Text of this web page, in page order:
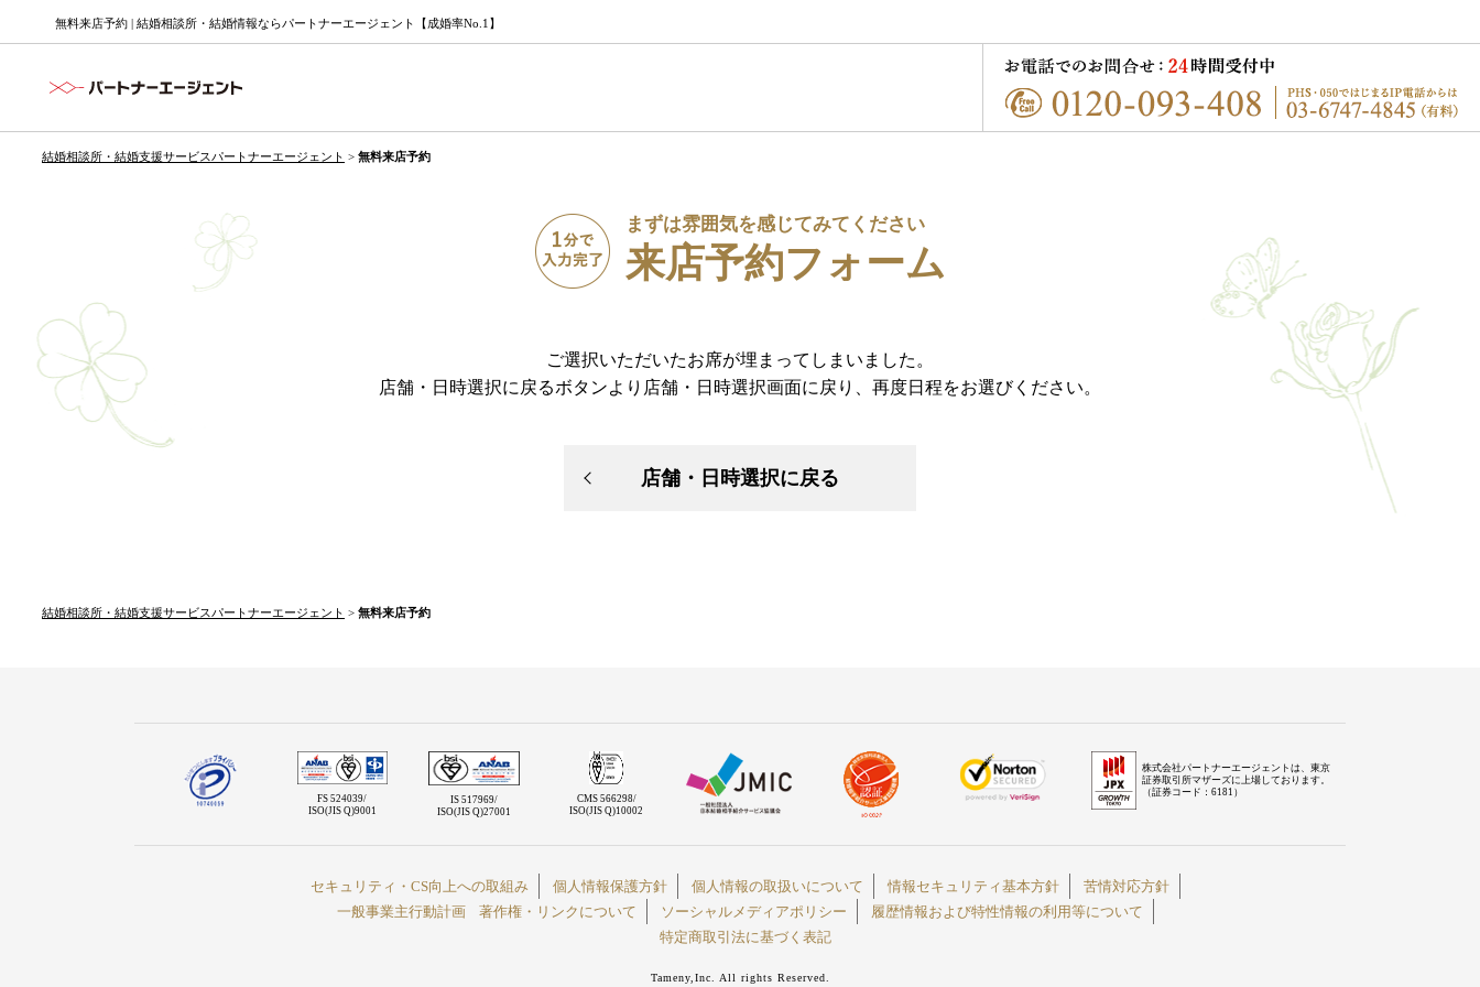
無料来店予約 | 結婚相談所・結婚情報ならパートナーエージェント【成婚率No.1】
結婚相談所・結婚支援サービスパートナーエージェント > 無料来店予約
まずは雰囲気を感じてみてください
来店予約フォーム
ご選択いただいたお席が埋まってしまいました。
店舗・日時選択に戻るボタンより店舗・日時選択画面に戻り、再度日程をお選びください。
店舗・日時選択に戻る
結婚相談所・結婚支援サービスパートナーエージェント > 無料来店予約
FS 524039/
ISO(JIS Q)9001
IS 517969/
ISO(JIS Q)27001
CMS 566298/
ISO(JIS Q)10002
株式会社パートナーエージェントは、東京
証券取引所マザーズに上場しております。
（証券コード：6181）
セキュリティ・CS向上への取組み 個人情報保護方針 個人情報の取扱いについて 情報セキュリティ基本方針
苦情対応方針
一般事業主行動計画
著作権・リンクについて ソーシャルメディアポリシー
履歴情報および特性情報の利用等について
特定商取引法に基づく表記
Tameny,Inc. All rights Reserved.